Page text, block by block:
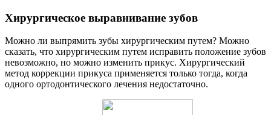
Хирургическое выравнивание зубов
Можно ли выпрямить зубы хирургическим путем? Можно
сказать, что хирургическим путем исправить положение зубов
невозможно, но можно изменить прикус. Хирургический
метод коррекции прикуса применяется только тогда, когда
одного ортодонтического лечения недостаточно.